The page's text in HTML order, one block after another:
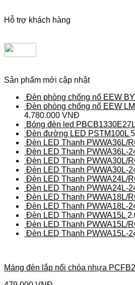
Hỗ trợ khách hàng
Sản phẩm mới cập nhật
Đèn phòng chống nổ EEW
Đèn phòng chống nổ EEW
4.780.000 VNĐ
Bóng đèn led PBCB1330E27L
Đèn đường LED PSTM100L
Đèn LED Thanh PWWA36L/
Đèn LED Thanh PWWA36L-
Đèn LED Thanh PWWA30L/
Đèn LED Thanh PWWA30L-
Đèn LED Thanh PWWA24L/
Đèn LED Thanh PWWA24L-
Đèn LED Thanh PWWA18L/
Đèn LED Thanh PWWA18L-
Đèn LED Thanh PWWA15L
Đèn LED Thanh PWWA15L/
Đèn LED Thanh PWWA15L-
Máng đèn lắp nổi chóa nhựa